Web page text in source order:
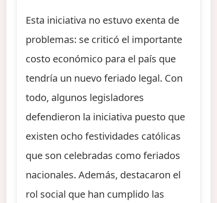
Esta iniciativa no estuvo exenta de
problemas: se criticó el importante
costo económico para el país que
tendría un nuevo feriado legal. Con
todo, algunos legisladores
defendieron la iniciativa puesto que
existen ocho festividades católicas
que son celebradas como feriados
nacionales. Además, destacaron el
rol social que han cumplido las